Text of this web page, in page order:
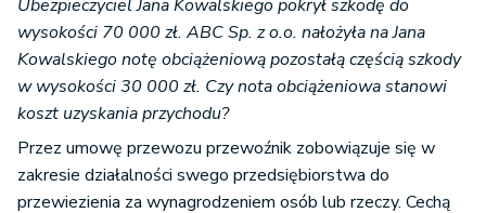
Ubezpieczyciel Jana Kowalskiego pokrył szkodę do
wysokości 70 000 zł. ABC Sp. z o.o. nałożyła na Jana
Kowalskiego notę obciążeniową pozostałą częścią szkody
w wysokości 30 000 zł. Czy nota obciążeniowa stanowi
koszt uzyskania przychodu?
Przez umowę przewozu przewoźnik zobowiązuje się w
zakresie działalności swego przedsiębiorstwa do
przewiezienia za wynagrodzeniem osób lub rzeczy. Cechą